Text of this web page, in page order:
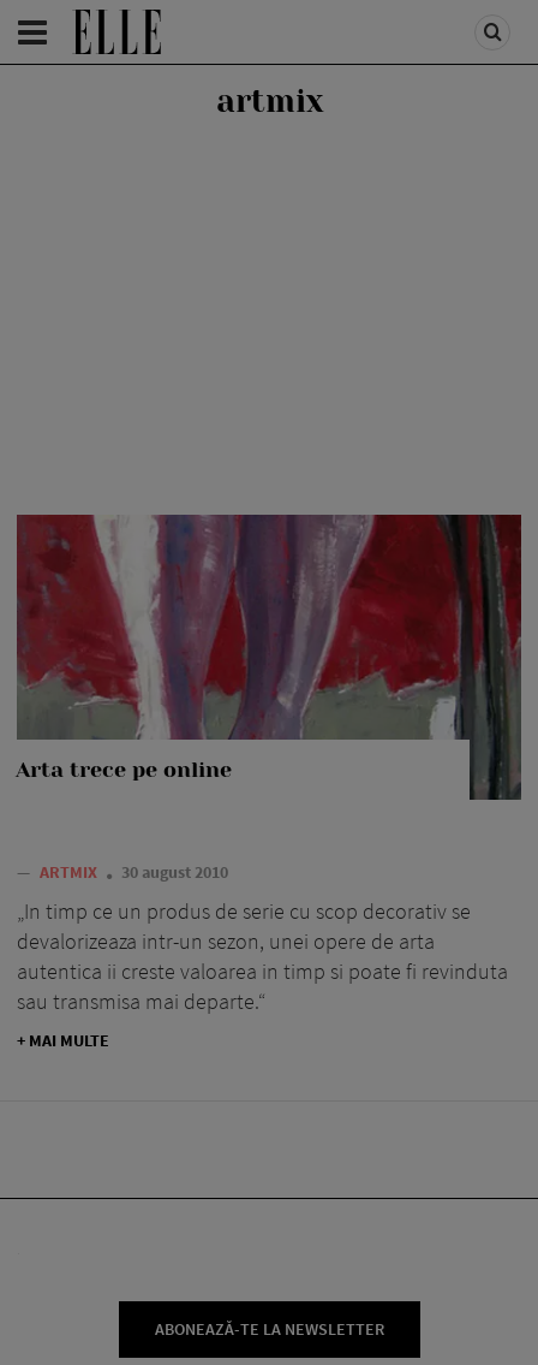
HOMEPAGE /LIFESTYLE
artmix
Arta trece pe online
— ARTMIX 30 august 2010
„In timp ce un produs de serie cu scop decorativ se
deva­lo­rizea­za intr-un sezon, unei opere de arta
autentica ii creste valoarea in timp si poate fi revin­duta
sau transmisa mai de­parte.“
+ MAI MULTE
ABONEAZĂ-TE LA NEWSLETTER